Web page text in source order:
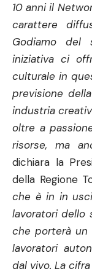
10 anni il
carattere
Godiamo del
iniziativa ci
culturale in
previsione
industria
oltre a
risorse, ma
dichiara la
della Regione
che è in in
lavoratori dello
che porterà un
lavoratori
dal vivo. La